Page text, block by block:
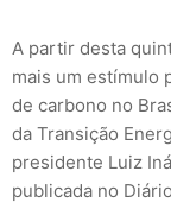
A partir desta
mais um estímulo
de carbono no
da Transição
presidente Luiz
publicada no